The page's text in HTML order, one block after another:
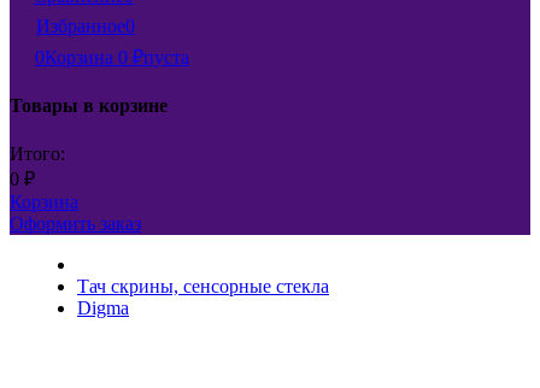
Избранное0
0Корзина 0 ₽пуста
Товары в корзине
Итого:
0 ₽
Корзина
Оформить заказ
Тач скрины, сенсорные стекла
Digma